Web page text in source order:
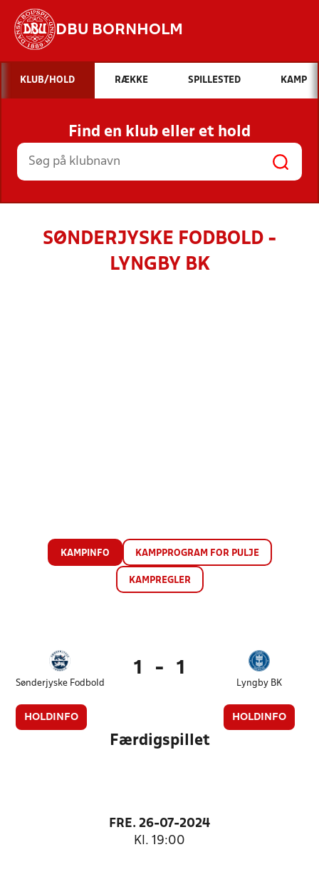
DBU BORNHOLM
Hvad vil du søge efter?
INDHOLD OG NYHEDER
STILLINGER, RESULTATER, KLUBBER OG
HOLD
KLUB/HOLD RÆKKE SPILLESTED KAMP
Find en klub eller et hold
SØNDERJYSKE FODBOLD -
LYNGBY BK
KAMPINFO KAMPPROGRAM FOR PULJE
KAMPREGLER
Sønderjyske Fodbold
HOLDINFO
1 - 1
Lyngby BK
HOLDINFO
Færdigspillet
FRE. 26-07-2024
Kl. 19:00